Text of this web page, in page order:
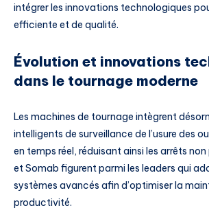
intégrer les innovations technologiques
efficiente et de qualité.
Évolution et innovations
dans le tournage moderne
Les machines de tournage intègrent
intelligents de surveillance de l’usure des
en temps réel, réduisant ainsi les arrêts
et Somab figurent parmi les leaders qui
systèmes avancés afin d’optimiser la
productivité.